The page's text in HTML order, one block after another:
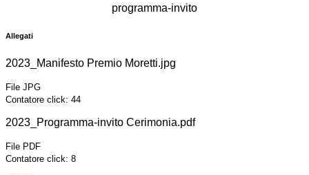
programma-invito
Allegati
2023_Manifesto Premio Moretti.jpg
File JPG
Contatore click: 44
2023_Programma-invito Cerimonia.pdf
File PDF
Contatore click: 8